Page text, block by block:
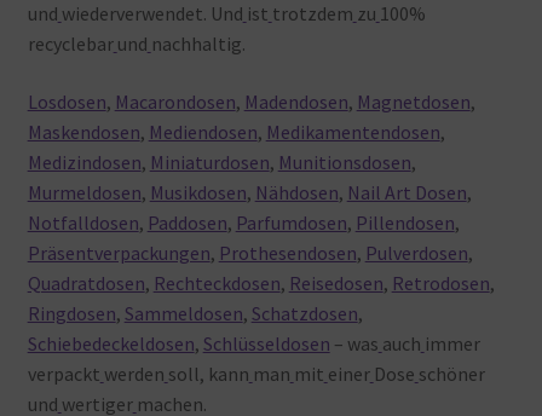
und wiederverwendet. Und ist trotzdem zu 100%
recyclebar und nachhaltig.
Losdosen, Macarondosen, Madendosen, Magnetdosen,
Maskendosen, Mediendosen, Medikamentendosen,
Medizindosen, Miniaturdosen, Munitionsdosen,
Murmeldosen, Musikdosen, Nähdosen, Nail Art Dosen,
Notfalldosen, Paddosen, Parfumdosen, Pillendosen,
Präsentverpackungen, Prothesendosen, Pulverdosen,
Quadratdosen, Rechteckdosen, Reisedosen, Retrodosen,
Ringdosen, Sammeldosen, Schatzdosen,
Schiebedeckeldosen, Schlüsseldosen – was auch immer
verpackt werden soll, kann man mit einer Dose schöner
und wertiger machen.